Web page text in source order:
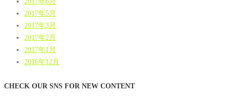
2017年5月
2017年3月
2017年2月
2017年1月
2016年12月
CHECK OUR SNS FOR NEW CONTENT